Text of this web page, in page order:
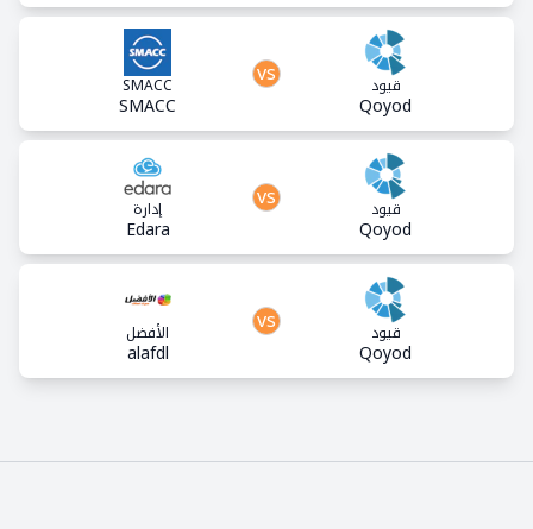
قيود
Qoyod
SMACC
SMACC
vs
قيود
Qoyod
إدارة
Edara
vs
قيود
Qoyod
الأفضل
alafdl
vs